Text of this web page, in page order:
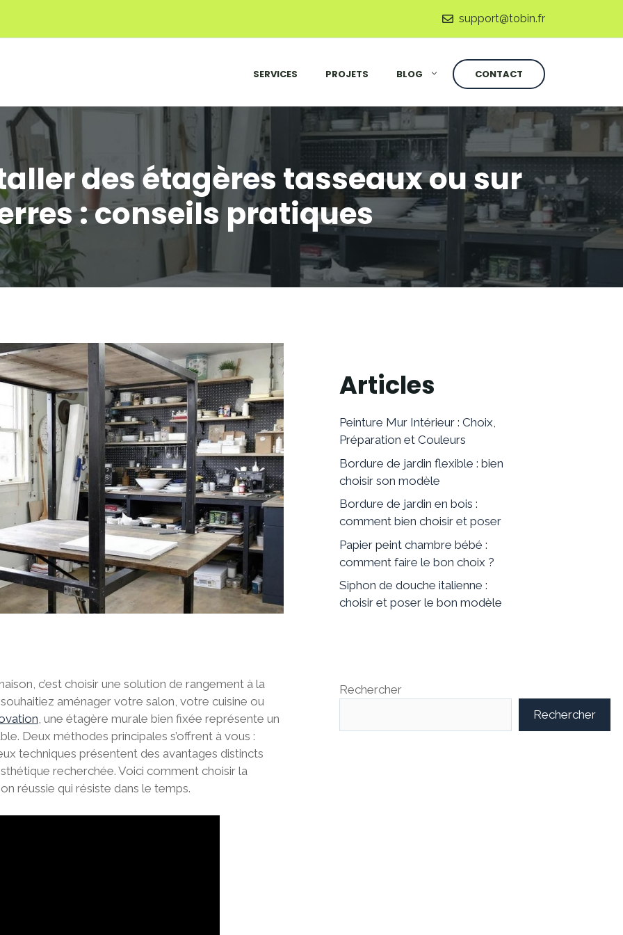
support@tobin.fr
SERVICES PROJETS BLOG CONTACT
des étagères tasseaux ou sur
: conseils pratiques
c’est choisir une solution de rangement à la
aménager votre salon, votre cuisine ou
, une étagère murale bien fixée représente un
Deux méthodes principales s’offrent à vous :
techniques présentent des avantages distincts
recherchée. Voici comment choisir la
réussie qui résiste dans le temps.
Articles
Peinture Mur Intérieur : Choix,
Préparation et Couleurs
Bordure de jardin flexible : bien
choisir son modèle
Bordure de jardin en bois :
comment bien choisir et poser
Papier peint chambre bébé :
comment faire le bon choix ?
Siphon de douche italienne :
choisir et poser le bon modèle
Rechercher
Rechercher